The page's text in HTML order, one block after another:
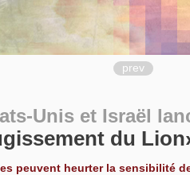
prev
Unis et Israël
du Lion
peuvent heurter la sensibilité